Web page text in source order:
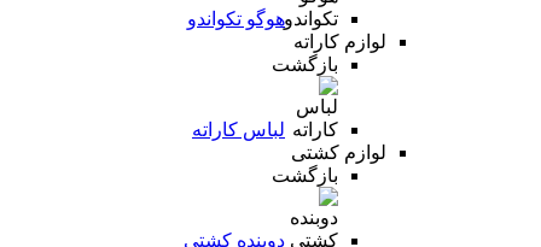
هوگو تکواندو
لوازم کاراته
بازگشت
لباس کاراته
لوازم کشتی
بازگشت
دوبنده کشتی